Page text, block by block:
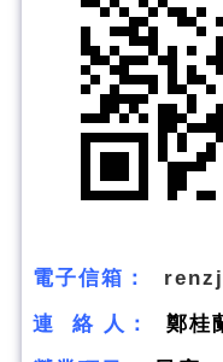
電子信箱：
連 絡 人：
鄭桂